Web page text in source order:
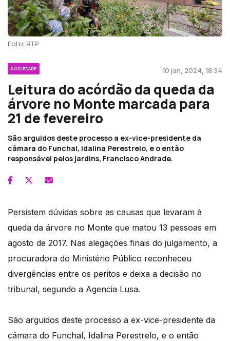
Foto: RTP
SOCIEDADE 10 jan, 2024, 18:34
Leitura do acórdão da queda da
árvore no Monte marcada para
21 de fevereiro
São arguidos deste processo a ex-vice-presidente da
câmara do Funchal, Idalina Perestrelo, e o então
responsável pelos jardins, Francisco Andrade.
Persistem dúvidas sobre as causas que levaram à
queda da árvore no Monte que matou 13 pessoas em
agosto de 2017. Nas alegações finais do julgamento, a
procuradora do Ministério Público reconheceu
divergências entre os peritos e deixa a decisão no
tribunal, segundo a Agencia Lusa.
São arguidos deste processo a ex-vice-presidente da
câmara do Funchal, Idalina Perestrelo, e o então